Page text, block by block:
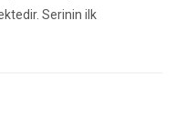
Serinin ilk